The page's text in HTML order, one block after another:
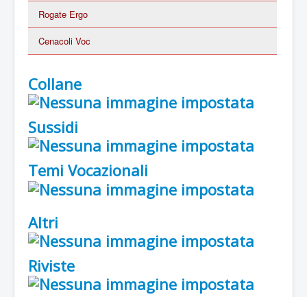
Rogate Ergo
Cenacoli Voc
Collane
Sussidi
Temi Vocazionali
Altri
Riviste